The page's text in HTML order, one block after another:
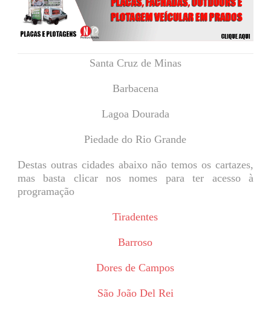
Santa Cruz de Minas
Barbacena
Lagoa Dourada
Piedade do Rio Grande
Destas outras cidades abaixo não temos os cartazes,
mas basta clicar nos nomes para ter acesso à
programação
Tiradentes
Barroso
Dores de Campos
São João Del Rei